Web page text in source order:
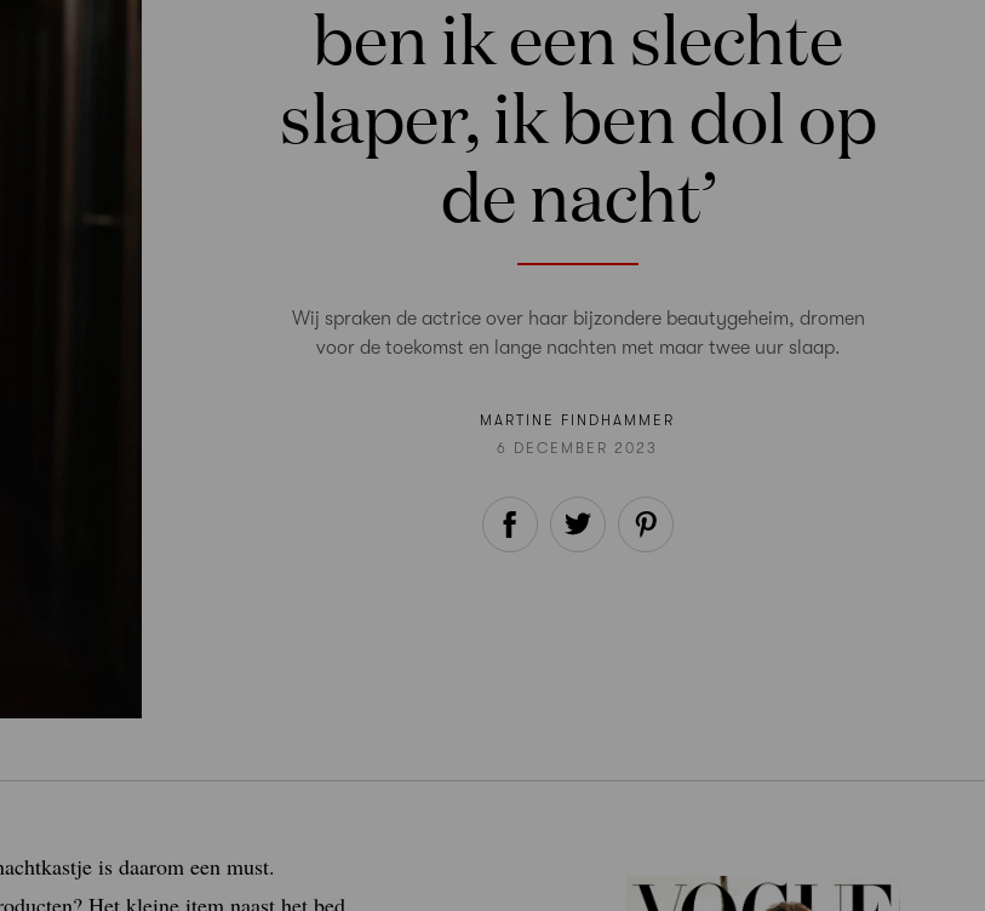
ben ik een slechte
slaper, ik ben dol op
de nacht’
Wij spraken de actrice over haar bijzondere beautygeheim, dromen
voor de toekomst en lange nachten met maar twee uur slaap.
MARTINE FINDHAMMER
6 DECEMBER 2023
is daarom een must.
Het kleine item naast het bed